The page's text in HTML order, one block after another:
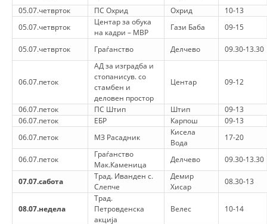
КОНТАКТ ИНФОРМАЦИИ
ЧЛЕНСТВО ВО ПРОФЕСИОНАЛНИ ТЕЛА
ЗАКОН ЗА ЦКРМ
СТАТУТ НА ЦКРМ
ОРГАНИЗАЦИЈА И РАЗВОЈ
РАКОВОДЕН ОДБОР
05.07.четврток
ПС Охрид Охрид
10-13
05.07.четврток
Центар за обука
на кадри – МВР
Гази Баба 09-15
05.07.четврток Граѓанство Делчево 09.30-13.30
06.07.петок
АД за изградба и
стопанисув. со
стамбен и
деловен простор
Центар 09-12
06.07.петок ПС Штип Штип
09-13
06.07.петок
ЕБР Карпош
09-13
06.07.петок
МЗ Расадник
Кисела
Вода
17-20
06.07.петок
Граѓанство
Мак.Каменица
Делчево 09.30-13.30
07.07.сабота
Трад. Иванден с.
Слепче
Демир
Хисар
08.30-13
08.07.недела
Трад.
Петровденска
акција
Велес 10-14